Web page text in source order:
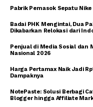
Pabrik Pemasok Sepatu
Badai PHK Mengintai, Dua
Dikabarkan Relokasi dari
Penjual di Media Sosial dan
Nasional 2026
Harga Pertamax Naik Jadi
Dampaknya
NotePaste: Solusi Berbagi
Blogger hingga Affiliate